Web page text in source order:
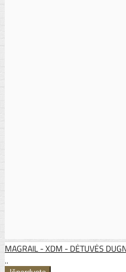
MAGRAIL - XDM - DĖTUVĖS
..